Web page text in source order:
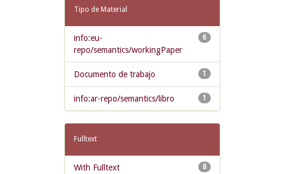
Tipo de Material
6
info:eu-
repo/semantics/workingPaper
1
Documento de trabajo
1
info:ar-repo/semantics/libro
Fulltext
8
With Fulltext